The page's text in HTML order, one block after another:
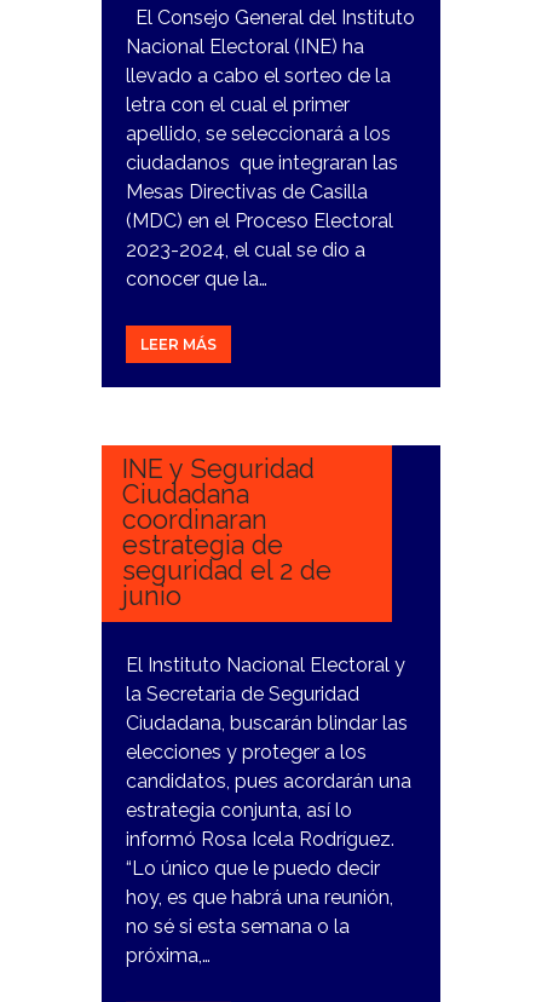
El Consejo General del Instituto
Nacional Electoral (INE) ha
llevado a cabo el sorteo de la
letra con el cual el primer
apellido, se seleccionará a los
ciudadanos que integraran las
Mesas Directivas de Casilla
(MDC) en el Proceso Electoral
2023-2024, el cual se dio a
conocer que la…
LEER MÁS
1
INE y Seguridad
Ciudadana
coordinaran
estrategia de
seguridad el 2 de
junio
El Instituto Nacional Electoral y
la Secretaria de Seguridad
Ciudadana, buscarán blindar las
elecciones y proteger a los
candidatos, pues acordarán una
estrategia conjunta, así lo
informó Rosa Icela Rodríguez.
“Lo único que le puedo decir
hoy, es que habrá una reunión,
no sé si esta semana o la
próxima,…